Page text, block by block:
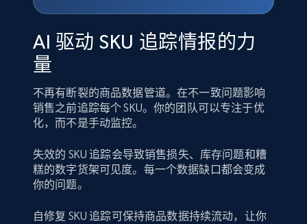
AI 驱动 SKU 追踪情报的力
量
不再有断裂的商品数据管道。在不一致问题影响
销售之前追踪每个 SKU。你的团队可以专注于优
化，而不是手动监控。
失效的 SKU 追踪会导致销售损失、库存问题和糟
糕的数字货架可见度。每一个数据缺口都会变成
你的问题。
自修复 SKU 追踪可保持商品数据持续流动，让你